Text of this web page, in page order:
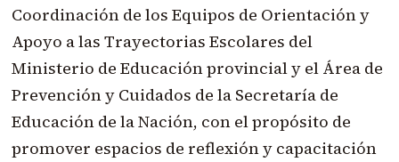
Coordinación de los Equipos de Orientación y
Apoyo a las Trayectorias Escolares del
Ministerio de Educación provincial y el Área de
Prevención y Cuidados de la Secretaría de
Educación de la Nación, con el propósito de
promover espacios de reflexión y capacitación